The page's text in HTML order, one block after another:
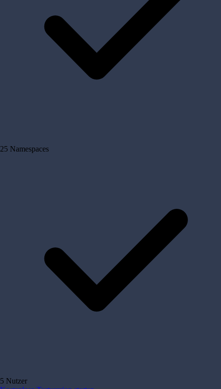
25 Namespaces
5 Nutzer